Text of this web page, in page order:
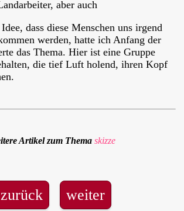
aber auch
dass diese Menschen uns irgend
werden, hatte ich Anfang der
das Thema. Hier ist eine Gruppe
die tief Luft holend, ihren Kopf
Artikel zum Thema skizze
zurück weiter